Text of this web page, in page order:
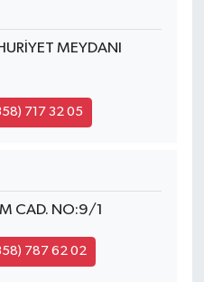
MEYDANI
717 32 05
CAD. NO:9/1
787 62 02